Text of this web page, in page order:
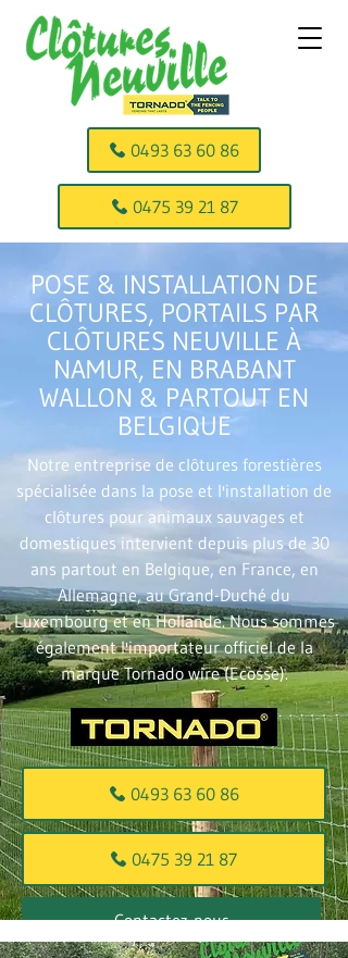
0493 63 60 86
0475 39 21 87
POSE & INSTALLATION DE
CLÔTURES, PORTAILS PAR
CLÔTURES NEUVILLE À
NAMUR, EN BRABANT
WALLON & PARTOUT EN
BELGIQUE
Notre entreprise de clôtures forestières
spécialisée dans la pose et l'installation de
clôtures pour animaux sauvages et
domestiques intervient depuis plus de 30
ans partout en Belgique, en France, en
Allemagne, au Grand-Duché du
Luxembourg et en Hollande. Nous sommes
également l'importateur officiel de la
marque Tornado wire (Ecosse).
0493 63 60 86
0475 39 21 87
Contactez-nous